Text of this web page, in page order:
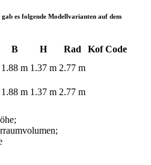
gab es folgende Modellvarianten auf dem
B H Rad Kof Code
1.88 m 1.37 m 2.77 m
1.88 m 1.37 m 2.77 m